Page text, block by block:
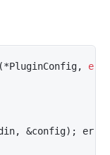
&config); err